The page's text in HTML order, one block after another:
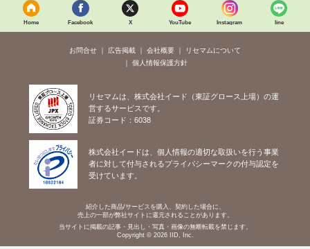
Home Facebook X YouTube Instagram line
お問合せ 広告掲載 会社概要
リセマムについて
個人情報保護方針
リセマムは、株式会社イード（東証グロース上場）の運
営するサービスです。
証券コード：6038
株式会社イードは、個人情報の適切な取扱いを行う事業
者に対して付与されるプライバシーマークの付与認定を
受けています。
紹介した商品/サービスを購入、契約した場合に、
売上の一部が弊社サイトに還元されることがあります。
当サイトに掲載の記事・見出し・写真・画像の無断転載を禁じます。
Copyright © 2026 IID, Inc.